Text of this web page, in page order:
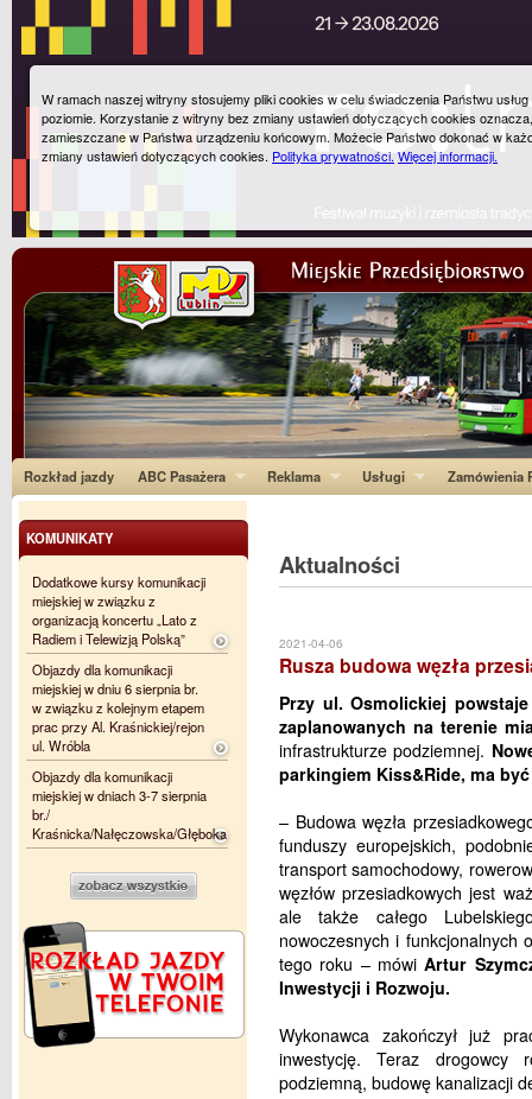
Rozkład jazdy ABC Pasażera Reklama Usługi Zamówienia
Aktualności
2021-04-06
Rusza budowa węzła
Przy ul. Osmolickiej
zaplanowanych na terenie
infrastrukturze podziemnej.
parkingiem Kiss&Ride, ma
– Budowa węzła
funduszy europejskich,
transport samochodowy,
węzłów przesiadkowych jest
ale także całego
nowoczesnych i funkcjonalnych
tego roku – mówiArtur
Inwestycji i Rozwoju.
Wykonawca zakończył już
inwestycję. Teraz drogowcy
podziemną, budowę kanalizacji
KOMUNIKATY
Dodatkowe kursy komunikacji
miejskiej w związku z
organizacją koncertu „Lato z
Radiem i Telewizją Polską”
Objazdy dla komunikacji
miejskiej w dniu 6 sierpnia br.
w związku z kolejnym etapem
prac przy Al. Kraśnickiej/rejon
ul. Wróbla
Objazdy dla komunikacji
miejskiej w dniach 3-7 sierpnia
br./
Kraśnicka/Nałęczowska/Głęboka
W ramach naszej witryny stosujemy pliki cookies w celu świadczenia Państwu
poziomie. Korzystanie z witryny bez zmiany ustawień dotyczących cookies
zamieszczane w Państwa urządzeniu końcowym. Możecie Państwo dokonać w
zmiany ustawień dotyczących cookies. Polityka prywatności.Więcej informacji.